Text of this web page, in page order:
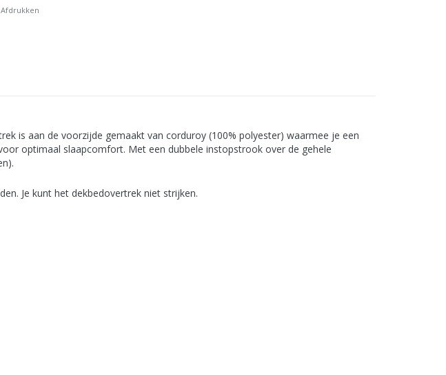
Afdrukken
is aan de voorzijde gemaakt van corduroy (100% polyester) waarmee je een
optimaal slaapcomfort. Met een dubbele instopstrook over de gehele
Je kunt het dekbedovertrek niet strijken.